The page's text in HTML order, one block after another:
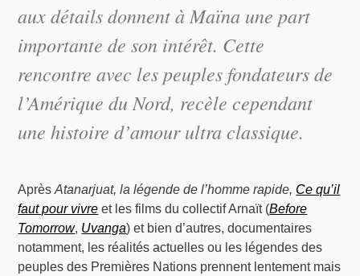
aux détails donnent à Maïna une part
importante de son intérêt. Cette
rencontre avec les peuples fondateurs de
l’Amérique du Nord, recèle cependant
une histoire d’amour ultra classique.
AprèsAtanarjuat, la légende de l’homme rapide, Ce qu’il
faut pour vivre et les films du collectif Arnaït (Before
Tomorrow, Uvanga) et bien d’autres, documentaires
notamment, les réalités actuelles ou les légendes des
peuples des Premières Nations prennent lentement mais